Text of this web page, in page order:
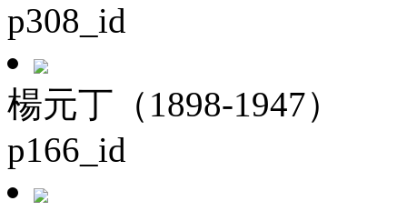
p308_id
楊元丁（1898-1947）
p166_id